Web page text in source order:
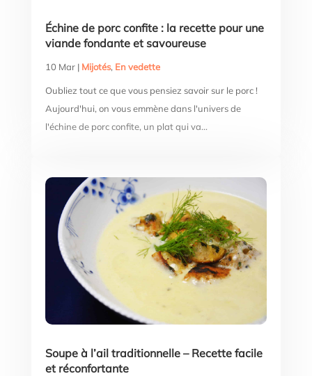
Échine de porc confite : la recette pour une
viande fondante et savoureuse
10 Mar| Mijotés, En vedette
Oubliez tout ce que vous pensiez savoir sur le porc !
Aujourd'hui, on vous emmène dans l'univers de
l'échine de porc confite, un plat qui va...
Soupe à l’ail traditionnelle – Recette facile
et réconfortante